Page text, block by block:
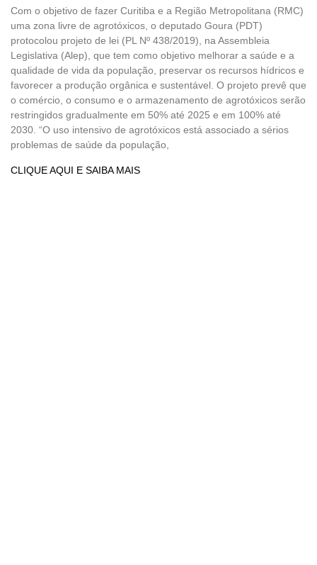
Com o objetivo de fazer Curitiba e a Região Metropolitana (RMC)
uma zona livre de agrotóxicos, o deputado Goura (PDT)
protocolou projeto de lei (PL Nº 438/2019), na Assembleia
Legislativa (Alep), que tem como objetivo melhorar a saúde e a
qualidade de vida da população, preservar os recursos hídricos e
favorecer a produção orgânica e sustentável. O projeto prevê que
o comércio, o consumo e o armazenamento de agrotóxicos serão
restringidos gradualmente em 50% até 2025 e em 100% até
2030. “O uso intensivo de agrotóxicos está associado a sérios
problemas de saúde da população,
CLIQUE AQUI E SAIBA MAIS